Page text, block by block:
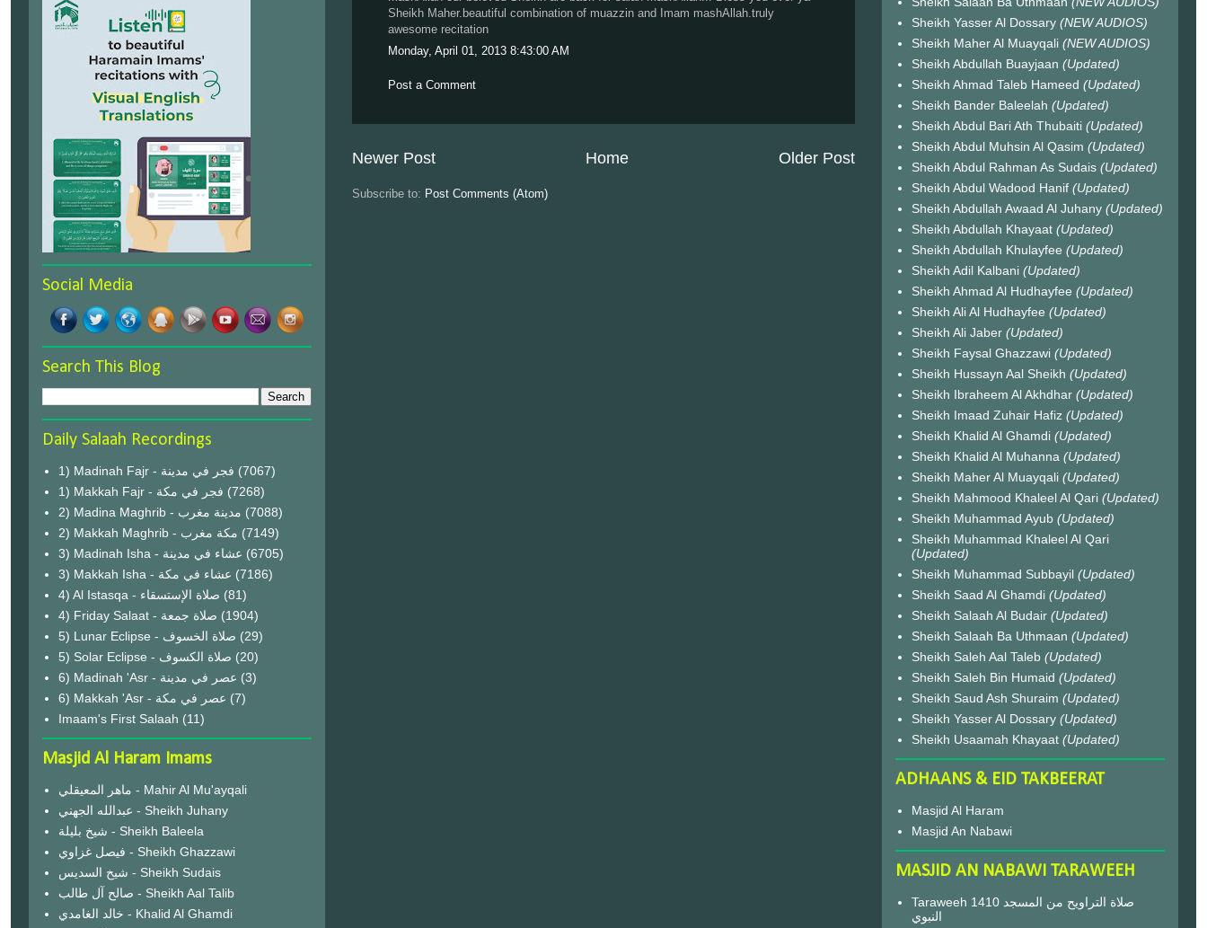
Sheikh Maher.beautiful combination of muazzin and Imam mashAllah.truly
awesome recitation
Monday, April 01, 2013 8:43:00 AM
Post a Comment
Newer Post Older Post
Home
Subscribe to: Post Comments (Atom)
Social Media
Search This Blog
Daily Salaah Recordings
1) Madinah Fajr - فجر في مدينة (7067)
1) Makkah Fajr - فجر في مكة (7268)
2) Madina Maghrib - مدينة مغرب (7088)
2) Makkah Maghrib - مكة مغرب (7149)
3) Madinah Isha - عشاء في مدينة (6705)
3) Makkah Isha - عشاء في مكة (7186)
4) Al Istasqa - صلاة الإستسقاء (81)
4) Friday Salaat - صلاة جمعة (1904)
5) Lunar Eclipse - صلاة الخسوف (29)
(20)
6) Madinah 'Asr - عصر في مدينة (3)
6) Makkah 'Asr - عصر في مكة (7)
Imaam's First Salaah (11)
Masjid Al Haram Imams
ماهر المعيقلي - Mahir Al Mu'ayqali
عبدالله الجهني - Sheikh Juhany
شيخ بليلة - Sheikh Baleela
فيصل غزاوي - Sheikh Ghazzawi
شيخ السديس - Sheikh Sudais
صالح آل طالب - Sheikh Aal Talib
خالد الغامدي - Khalid Al Ghamdi
Sheikh Yasser Al Dossary (NEW AUDIOS)
Sheikh Maher Al Muayqali (NEW AUDIOS)
Sheikh Abdullah Buayjaan (Updated)
Sheikh Ahmad Taleb Hameed (Updated)
Sheikh Bander Baleelah (Updated)
Sheikh Abdul Bari Ath Thubaiti (Updated)
Sheikh Abdul Muhsin Al Qasim (Updated)
Sheikh Abdul Rahman As Sudais (Updated)
Sheikh Abdul Wadood Hanif (Updated)
Sheikh Abdullah Awaad Al Juhany (Updated)
Sheikh Abdullah Khayaat (Updated)
Sheikh Abdullah Khulayfee (Updated)
Sheikh Adil Kalbani (Updated)
Sheikh Ahmad Al Hudhayfee (Updated)
Sheikh Ali Al Hudhayfee (Updated)
Sheikh Ali Jaber (Updated)
Sheikh Faysal Ghazzawi (Updated)
Sheikh Hussayn Aal Sheikh (Updated)
Sheikh Ibraheem Al Akhdhar (Updated)
Sheikh Imaad Zuhair Hafiz (Updated)
Sheikh Khalid Al Ghamdi (Updated)
Sheikh Khalid Al Muhanna (Updated)
Sheikh Maher Al Muayqali (Updated)
Sheikh Mahmood Khaleel Al Qari (Updated)
Sheikh Muhammad Ayub (Updated)
Sheikh Muhammad Khaleel Al Qari
(Updated)
Sheikh Muhammad Subbayil (Updated)
Sheikh Saad Al Ghamdi (Updated)
Sheikh Salaah Al Budair (Updated)
Sheikh Salaah Ba Uthmaan (Updated)
Sheikh Saleh Aal Taleb (Updated)
Sheikh Saleh Bin Humaid (Updated)
Sheikh Saud Ash Shuraim (Updated)
Sheikh Yasser Al Dossary (Updated)
Sheikh Usaamah Khayaat (Updated)
ADHAANS & EID TAKBEERAT
Masjid Al Haram
Masjid An Nabawi
MASJID AN NABAWI TARAWEEH
Taraweeh 1410 صلاة التراويح من المسجد
النبوي